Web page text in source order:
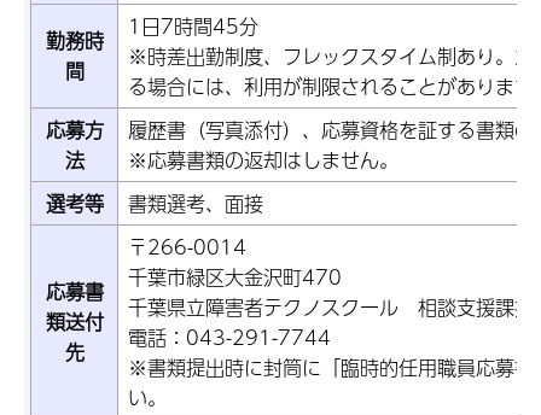
勤務時
間
1日7時間45分
※時差出勤制度、フレックスタイム制あり。
る場合には、利用が制限されることがあります
応募方
法
履歴書（写真添付）、応募資格を証する書類の
※応募書類の返却はしません。
選考等
書類選考、面接
応募書
類送付
先
〒266-0014
千葉市緑区大金沢町470
千葉県立障害者テクノスクール 相談支援課採
電話：043-291-7744
※書類提出時に封筒に「臨時的任用職員応募
い。